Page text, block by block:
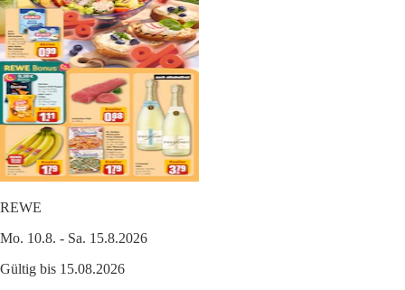
REWE
Mo. 10.8. - Sa. 15.8.2026
Gültig bis 15.08.2026